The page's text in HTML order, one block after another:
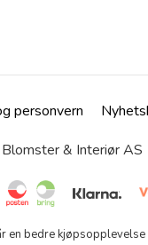
personvern
& Interiør AS
en bedre